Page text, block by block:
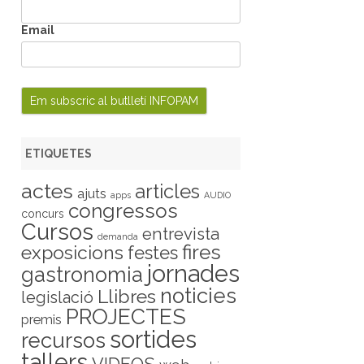
Email
ETIQUETES
actes ajuts apps articles AUDIO
concurs congressos
Cursos demanda entrevista
exposicions festes fires
gastronomia jornades
legislació Llibres noticies
premis PROJECTES
recursos sortides